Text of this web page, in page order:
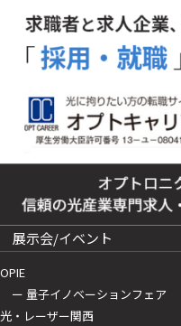
展示会/イベント
OPIE
ー 量子イノベーションフェア
光・レーザー関西